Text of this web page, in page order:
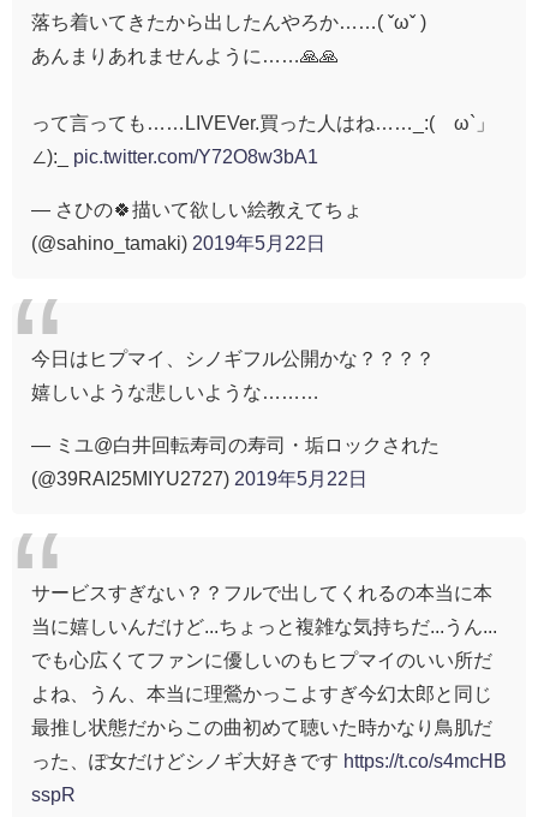
落ち着いてきたから出したんやろか……( ˇωˇ )
あんまりあれませんように……🙏🙏
って言っても……LIVEVer.買った人はね……_:(´ω`」
∠):_ pic.twitter.com/Y72O8w3bA1
— さひの🍀描いて欲しい絵教えてちょ
(@sahino_tamaki) 2019年5月22日
今日はヒプマイ、シノギフル公開かな？？？？
嬉しいような悲しいような………
— ミユ@白井回転寿司の寿司・垢ロックされた
(@39RAI25MIYU2727) 2019年5月22日
サービスすぎない？？フルで出してくれるの本当に本
当に嬉しいんだけど...ちょっと複雑な気持ちだ...うん...
でも心広くてファンに優しいのもヒプマイのいい所だ
よね、うん、本当に理鶯かっこよすぎ今幻太郎と同じ
最推し状態だからこの曲初めて聴いた時かなり鳥肌だ
った、ぽ女だけどシノギ大好きです https://t.co/s4mcHB
sspR